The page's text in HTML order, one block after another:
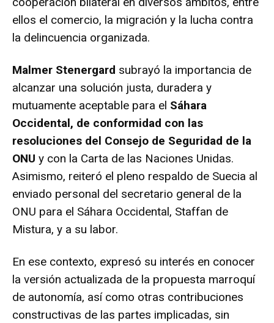
ellos el comercio, la migración y la lucha contra
la delincuencia organizada.
Malmer Stenergard subrayó la importancia de
alcanzar una solución justa, duradera y
mutuamente aceptable para el Sáhara
Occidental, de conformidad con las
resoluciones del Consejo de Seguridad de la
ONU y con la Carta de las Naciones Unidas.
Asimismo, reiteró el pleno respaldo de Suecia al
enviado personal del secretario general de la
ONU para el Sáhara Occidental, Staffan de
Mistura, y a su labor.
En ese contexto, expresó su interés en conocer
la versión actualizada de la propuesta marroquí
de autonomía, así como otras contribuciones
constructivas de las partes implicadas, sin